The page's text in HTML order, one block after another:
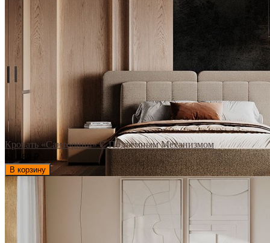
Кровать «Санторини» С Подъемным Механизмом
61 880
В корзину